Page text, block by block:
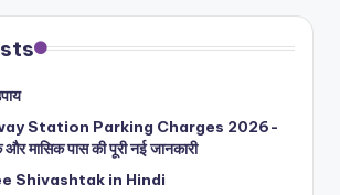
Station Parking Charges 2026-
मासिक पास की पूरी नई जानकारी
Shivashtak in Hindi